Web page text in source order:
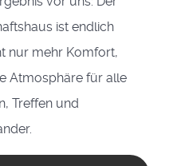
ist endlich
nur mehr Komfort,
Atmosphäre für alle
Treffen und